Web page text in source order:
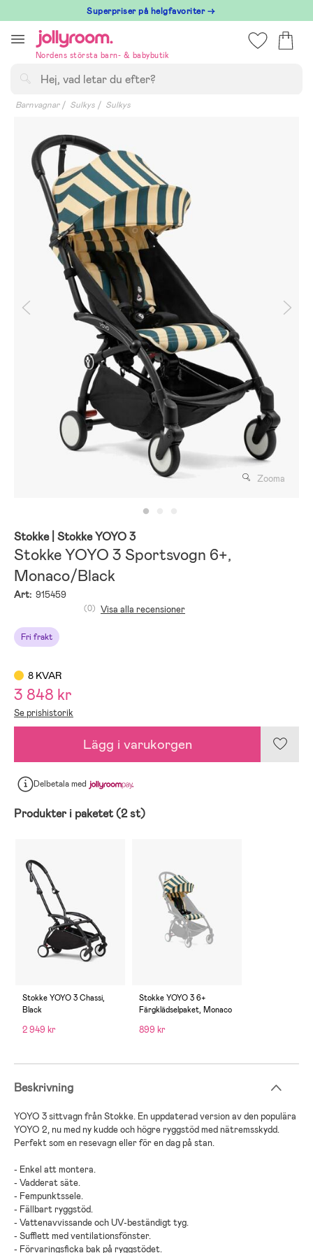
till
innehållet
Superpriser på helgfavoriter →
Nordens största barn- & babybutik
Barnvagnar Sulkys Sulkys
Zooma
Stokke | Stokke YOYO 3
Stokke YOYO 3 Sportsvogn 6+,
Monaco/Black
Art: 915459
Fri frakt
(0) Visa alla recensioner
8 KVAR
3 848 kr
Se prishistorik
Lägg i varukorgen
Delbetalamed
Produkter i paketet (2 st)
Stokke YOYO 3 Chassi,
Black
2 949 kr
Stokke YOYO 3 6+
Färgklädselpaket, Monaco
899 kr
Beskrivning
YOYO 3sittvagnfrånStokke. En uppdaterad version av den populära
YOYO 2, nu med ny kudde och högre ryggstöd med nätremsskydd.
Perfektsom en resevagn eller för en dag på stan.
- Enkel att montera.
- Vadderat säte.
- Fempunktssele.
- Fällbart ryggstöd.
- Vattenavvissande och UV-beständigt tyg.
- Sufflett med ventilationsfönster.
- Förvaringsficka bak på ryggstödet.